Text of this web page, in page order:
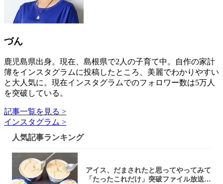
づん
鹿児島県出身。現在、島根県で2人の子育て中。自作の家計
簿をインスタグラムに投稿したところ、美麗でわかりやすい
と大人気に。現在インスタグラムでのフォロワー数は5万人
を突破している。
記事一覧を見る >
インスタグラム >
人気記事ランキング
アイス、だまされたと思ってやってみて
「たったこれだけ」突破ファイル放送で